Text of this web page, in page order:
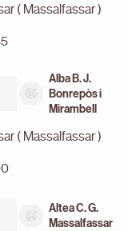
( Massalfassar )
Alba B. J.
Bonrepòs i
Mirambell
( Massalfassar )
Altea C. G.
Massalfassar